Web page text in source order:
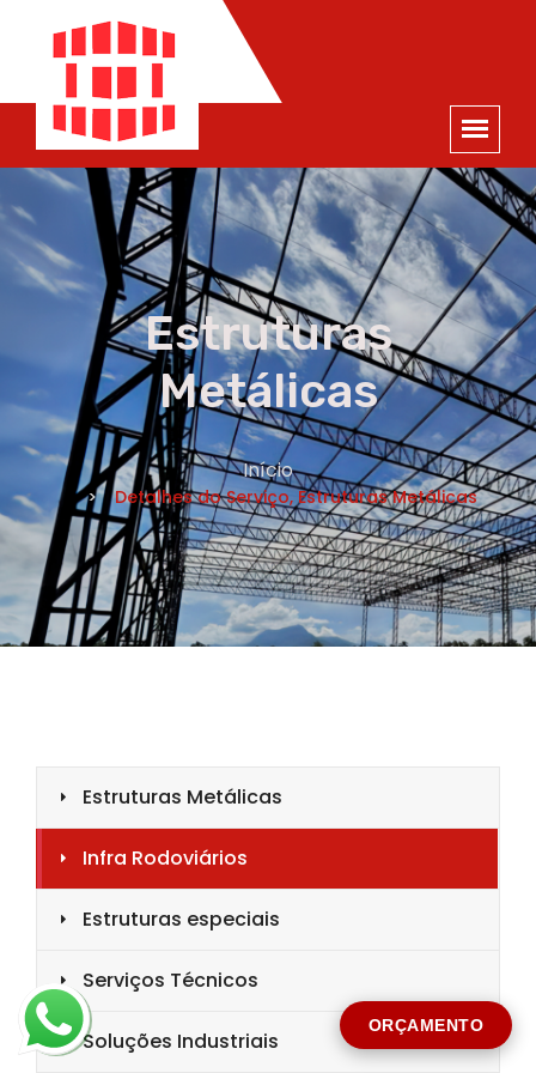
ORÇAMENTO
×
ORÇAMENTO
NOME *
E-MAIL *
TELEFONE *
CIDADE *
MENSAGEM *
Solicitar Orçamento